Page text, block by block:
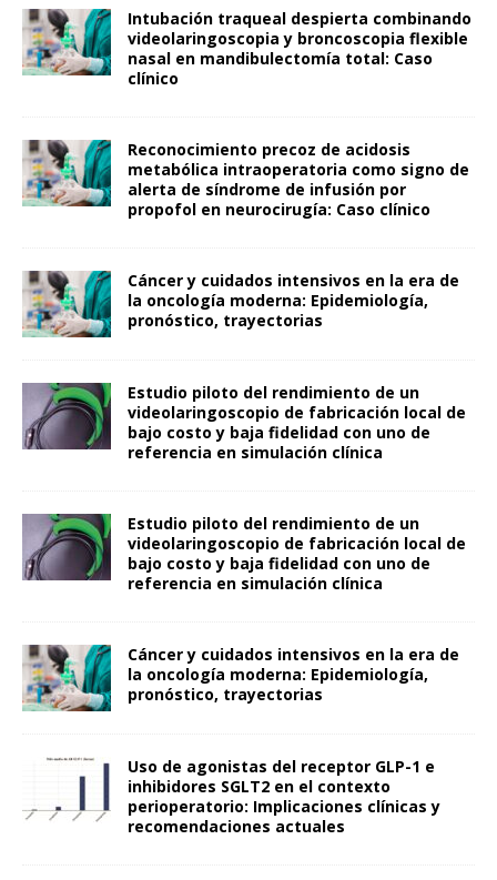
Intubación traqueal despierta combinando
videolaringoscopia y broncoscopia flexible
nasal en mandibulectomía total: Caso
clínico
Reconocimiento precoz de acidosis
metabólica intraoperatoria como signo de
alerta de síndrome de infusión por
propofol en neurocirugía: Caso clínico
Cáncer y cuidados intensivos en la era de
la oncología moderna: Epidemiología,
pronóstico, trayectorias
Estudio piloto del rendimiento de un
videolaringoscopio de fabricación local de
bajo costo y baja fidelidad con uno de
referencia en simulación clínica
Estudio piloto del rendimiento de un
videolaringoscopio de fabricación local de
bajo costo y baja fidelidad con uno de
referencia en simulación clínica
Cáncer y cuidados intensivos en la era de
la oncología moderna: Epidemiología,
pronóstico, trayectorias
Uso de agonistas del receptor GLP-1 e
inhibidores SGLT2 en el contexto
perioperatorio: Implicaciones clínicas y
recomendaciones actuales